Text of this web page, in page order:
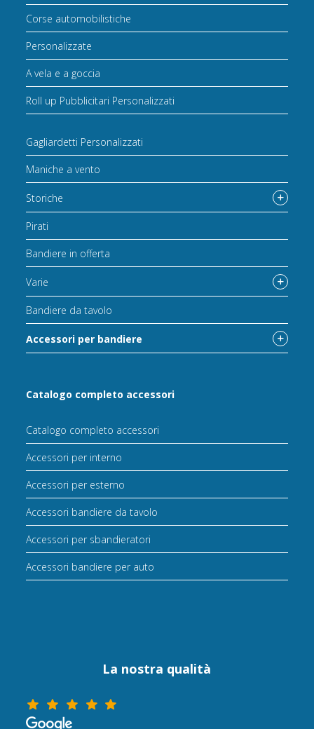
Corse automobilistiche
Personalizzate
A vela e a goccia
Roll up Pubblicitari Personalizzati
Gagliardetti Personalizzati
Maniche a vento
Storiche
Pirati
Bandiere in offerta
Varie
Bandiere da tavolo
Accessori per bandiere
Catalogo completo accessori
Catalogo completo accessori
Accessori per interno
Accessori per esterno
Accessori bandiere da tavolo
Accessori per sbandieratori
Accessori bandiere per auto
La nostra qualità